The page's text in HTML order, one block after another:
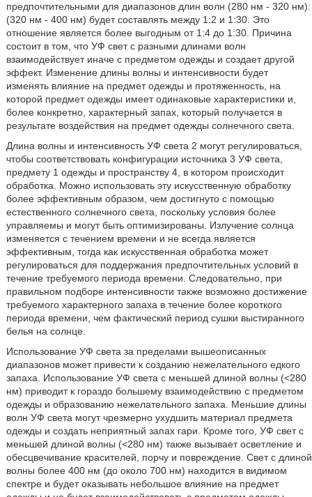
предпочтительными для диапазонов длин волн (280 нм - 320 нм):
(320 нм - 400 нм) будет составлять между 1:2 и 1:30. Это
отношение является более выгодным от 1:4 до 1:30. Причина
состоит в том, что УФ свет с разными длинами волн
взаимодействует иначе с предметом одежды и создает другой
эффект. Изменение длины волны и интенсивности будет
изменять влияние на предмет одежды и протяженность, на
которой предмет одежды имеет одинаковые характеристики и,
более конкретно, характерный запах, который получается в
результате воздействия на предмет одежды солнечного света.
Длина волны и интенсивность УФ света 2 могут регулироваться,
чтобы соответствовать конфигурации источника 3 УФ света,
предмету 1 одежды и пространству 4, в котором происходит
обработка. Можно использовать эту искусственную обработку
более эффективным образом, чем достигнуто с помощью
естественного солнечного света, поскольку условия более
управляемы и могут быть оптимизированы. Излучение солнца
изменяется с течением времени и не всегда является
эффективным, тогда как искусственная обработка может
регулироваться для поддержания предпочтительных условий в
течение требуемого периода времени. Следовательно, при
правильном подборе интенсивности также возможно достижение
требуемого характерного запаха в течение более короткого
периода времени, чем фактический период сушки выстиранного
белья на солнце.
Использование УФ света за пределами вышеописанных
диапазонов может привести к созданию нежелательного едкого
запаха. Использование УФ света с меньшей длиной волны (<280
нм) приводит к гораздо большему взаимодействию с предметом
одежды и образованию нежелательного запаха. Меньшие длины
волн УФ света могут чрезмерно ухудшить материал предмета
одежды и создать неприятный запах гари. Кроме того, УФ свет с
меньшей длиной волны (<280 нм) также вызывает осветление и
обесцвечивание красителей, порчу и повреждение. Свет с длиной
волны более 400 нм (до около 700 нм) находится в видимом
спектре и будет оказывать небольшое влияние на предмет